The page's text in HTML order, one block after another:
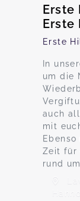
Erste
Erste
Erste
In
um die
auch
mit
Zeit für
rund